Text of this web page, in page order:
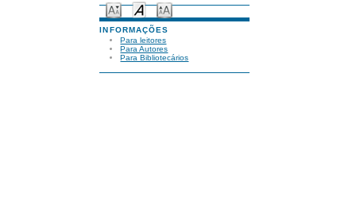
INFORMAÇÕES
Para leitores
Para Autores
Para Bibliotecários